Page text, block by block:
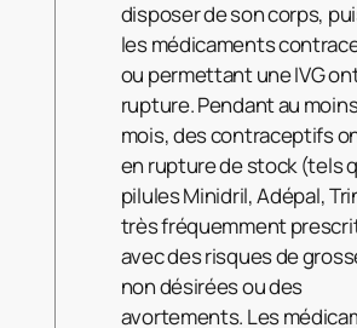
disposer de son corps,
les médicaments
ou permettant une IVG
rupture. Pendant au
mois, des contraceptifs
en rupture de stock (tels
pilules Minidril, Adépal,
très fréquemment
avec des risques de
non désirées ou des
avortements. Les